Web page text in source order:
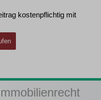
kostenpflichtig mit